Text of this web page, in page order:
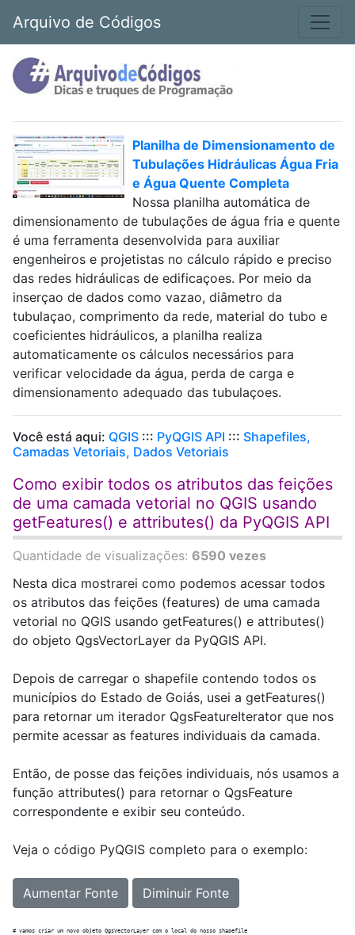
Arquivo de Códigos
Planilha de Dimensionamento de
Tubulações Hidráulicas Água Fria
e Água Quente Completa
Nossa planilha automática de
dimensionamento de tubulações de água fria e quente
é uma ferramenta desenvolvida para auxiliar
engenheiros e projetistas no cálculo rápido e preciso
das redes hidráulicas de edificaçoes. Por meio da
inserçao de dados como vazao, diâmetro da
tubulaçao, comprimento da rede, material do tubo e
coeficientes hidráulicos, a planilha realiza
automaticamente os cálculos necessários para
verificar velocidade da água, perda de carga e
dimensionamento adequado das tubulaçoes.
Você está aqui: QGIS ::: PyQGIS API ::: Shapefiles,
Camadas Vetoriais, Dados Vetoriais
Como exibir todos os atributos das feições
de uma camada vetorial no QGIS usando
getFeatures() e attributes() da PyQGIS API
Quantidade de visualizações: 6590 vezes
Nesta dica mostrarei como podemos acessar todos
os atributos das feições (features) de uma camada
vetorial no QGIS usando getFeatures() e attributes()
do objeto QgsVectorLayer da PyQGIS API.
Depois de carregar o shapefile contendo todos os
municípios do Estado de Goiás, usei a getFeatures()
para retornar um iterador QgsFeatureIterator que nos
permite acessar as features individuais da camada.
Então, de posse das feições individuais, nós usamos a
função attributes() para retornar o QgsFeature
correspondente e exibir seu conteúdo.
Veja o código PyQGIS completo para o exemplo:
Aumentar Fonte Diminuir Fonte
# vamos criar um novo objeto QgsVectorLayer com o local do nosso shapefile